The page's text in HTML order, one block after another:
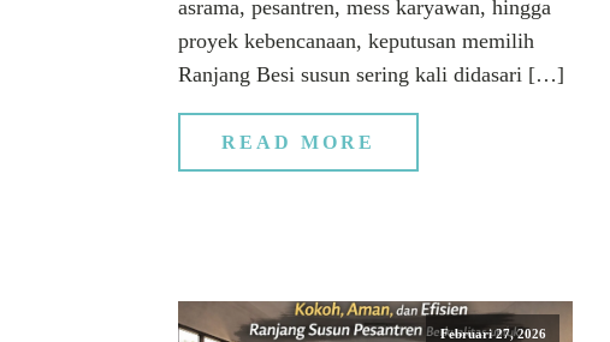
asrama, pesantren, mess karyawan, hingga
proyek kebencanaan, keputusan memilih
Ranjang Besi susun sering kali didasari […]
READ MORE
Februari 27, 2026